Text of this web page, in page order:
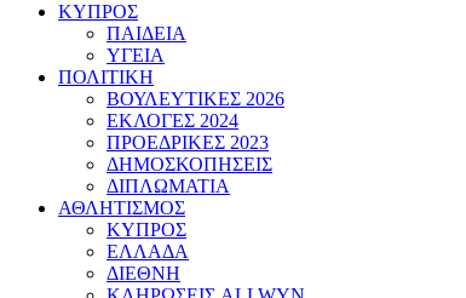
ΚΥΠΡΟΣ
ΠΑΙΔΕΙΑ
ΥΓΕΙΑ
ΠΟΛΙΤΙΚΗ
ΒΟΥΛΕΥΤΙΚΕΣ 2026
ΕΚΛΟΓΕΣ 2024
ΠΡΟΕΔΡΙΚΕΣ 2023
ΔΗΜΟΣΚΟΠΗΣΕΙΣ
ΔΙΠΛΩΜΑΤΙΑ
ΑΘΛΗΤΙΣΜΟΣ
ΚΥΠΡΟΣ
ΕΛΛΑΔΑ
ΔΙΕΘΝΗ